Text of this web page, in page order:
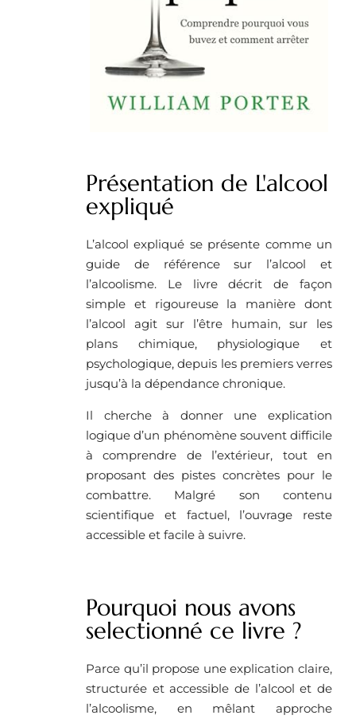
Présentation de L'alcool
expliqué
L’alcool expliqué se présente comme un
guide de référence sur l’alcool et
l’alcoolisme. Le livre décrit de façon
simple et rigoureuse la manière dont
l’alcool agit sur l’être humain, sur les
plans chimique, physiologique et
psychologique, depuis les premiers verres
jusqu’à la dépendance chronique.
Il cherche à donner une explication
logique d’un phénomène souvent difficile
à comprendre de l’extérieur, tout en
proposant des pistes concrètes pour le
combattre. Malgré son contenu
scientifique et factuel, l’ouvrage reste
accessible et facile à suivre.
Pourquoi nous avons
selectionné ce livre ?
Parce qu’il propose une explication claire,
structurée et accessible de l’alcool et de
l’alcoolisme, en mêlant approche